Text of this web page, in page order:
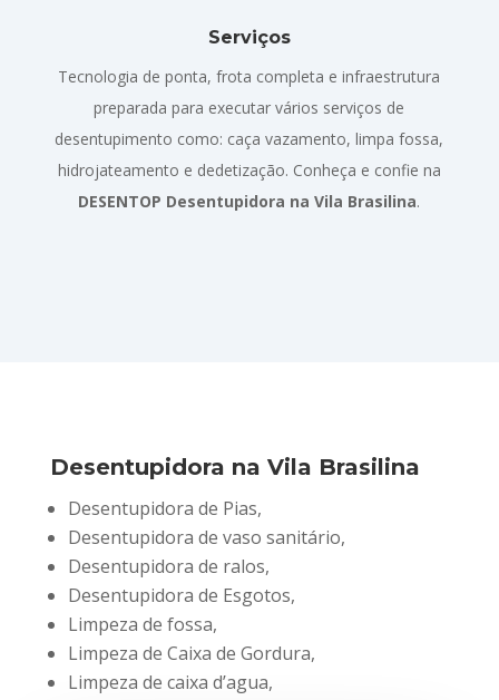
Serviços
Tecnologia de ponta, frota completa e infraestrutura
preparada para executar vários serviços de
desentupimento como: caça vazamento, limpa fossa,
hidrojateamento e dedetização. Conheça e confie na
DESENTOP Desentupidora na Vila Brasilina.
Desentupidora na Vila Brasilina
Desentupidora de Pias,
Desentupidora de vaso sanitário,
Desentupidora de ralos,
Desentupidora de Esgotos,
Limpeza de fossa,
Limpeza de Caixa de Gordura,
Limpeza de caixa d’agua,